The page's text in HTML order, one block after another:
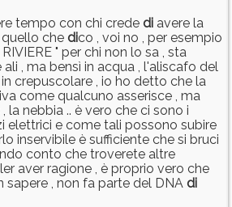
tempo con chi crede di avere la
che dico , voi no , per esempio
" per chi non lo sa , sta
, ma bensì in acqua , l'aliscafo del
crepuscolare , io ho detto che la
come qualcuno asserisce , ma
, la nebbia .. è vero che ci sono i
elettrici e come tali possono subire
inservibile è sufficiente che si bruci
conto che troverete altre
aver ragione , è proprio vero che
sapere , non fa parte del DNA di